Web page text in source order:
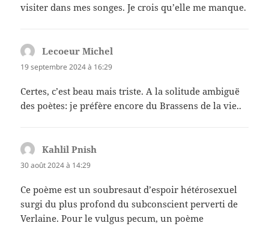
visiter dans mes songes. Je crois qu’elle me manque.
Lecoeur Michel
19 septembre 2024 à 16:29
Certes, c’est beau mais triste. A la solitude ambiguë
des poètes: je préfère encore du Brassens de la vie..
Kahlil Pnish
30 août 2024 à 14:29
Ce poème est un soubresaut d’espoir hétérosexuel
surgi du plus profond du subconscient perverti de
Verlaine. Pour le vulgus pecum, un poème